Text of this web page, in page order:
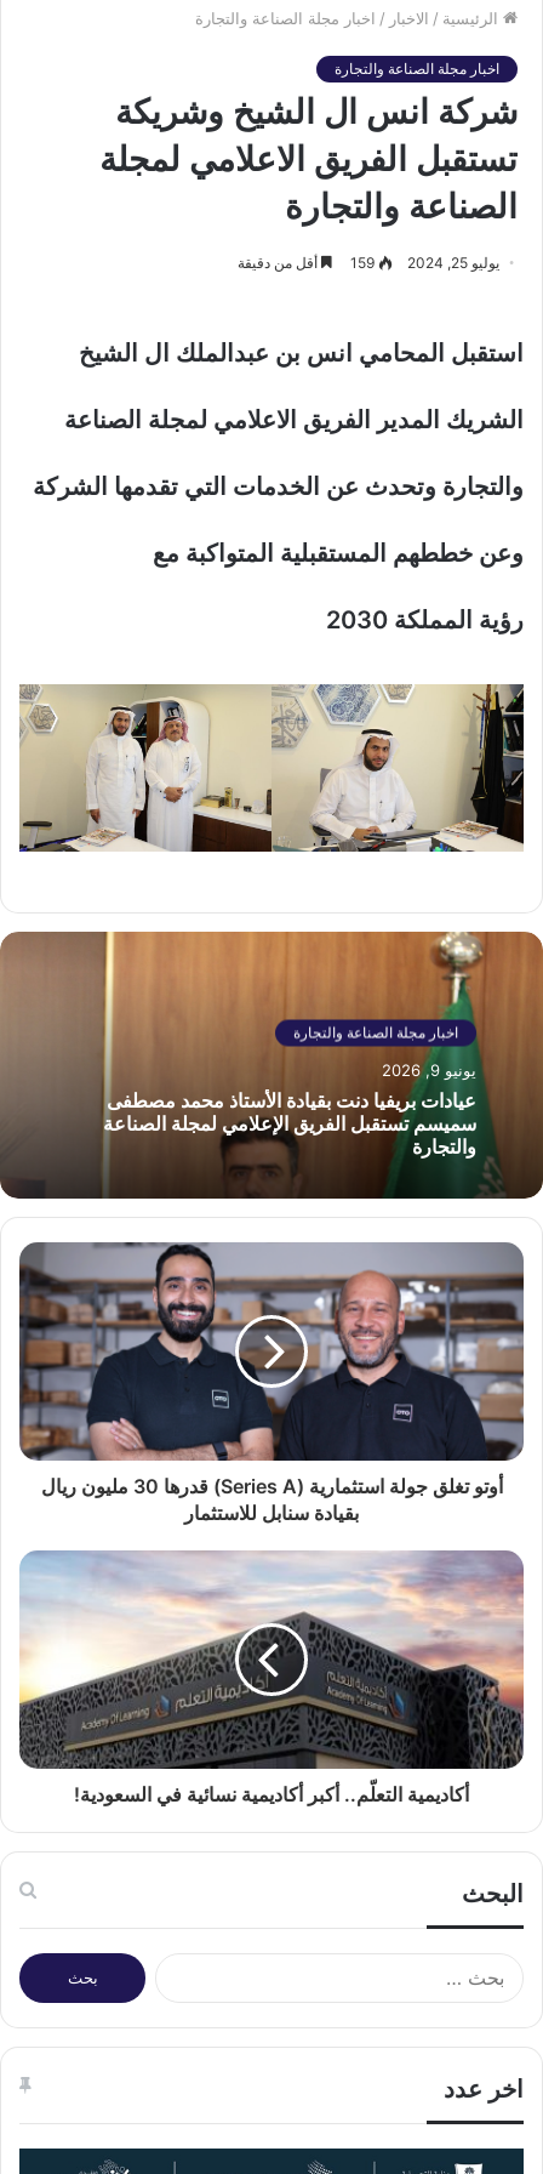
الرئيسية / الاخبار / اخبار مجلة الصناعة والتجارة
اخبار مجلة الصناعة والتجارة
شركة انس ال الشيخ وشريكة
تستقبل الفريق الاعلامي لمجلة
الصناعة والتجارة
يوليو 25, 2024 159 أقل من دقيقة
استقبل المحامي انس بن عبدالملك ال الشيخ
الشريك المدير الفريق الاعلامي لمجلة الصناعة
والتجارة وتحدث عن الخدمات التي تقدمها الشركة
وعن خططهم المستقبلية المتواكبة مع
رؤية المملكة 2030
اخبار مجلة الصناعة والتجارة
يونيو 9, 2026
عيادات بريفيا دنت بقيادة الأستاذ محمد مصطفى
سميسم تستقبل الفريق الإعلامي لمجلة الصناعة
والتجارة
أوتو تغلق جولة استثمارية (Series A) قدرها 30 مليون ريال
بقيادة سنابل للاستثمار
أكاديمية التعلّم.. أكبر أكاديمية نسائية في السعودية!
البحث
البحث
عن:
اخر عدد